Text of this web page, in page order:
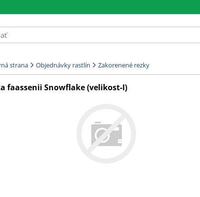
strana Objednávky rastlín Zakorenené rezky
faassenii Snowflake (velikost-I)